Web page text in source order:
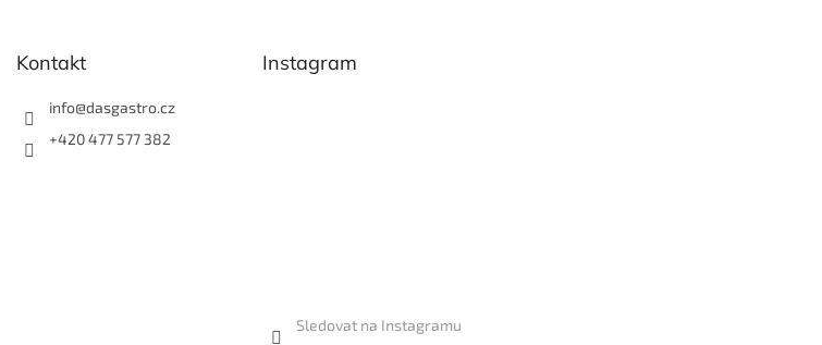
i
u
Kontakt
info@dasgastro.cz
+420 477 577 382
Instagram
Sledovat na Instagramu